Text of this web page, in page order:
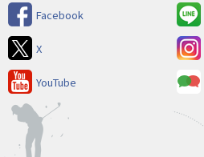
Facebook
X
YouTube